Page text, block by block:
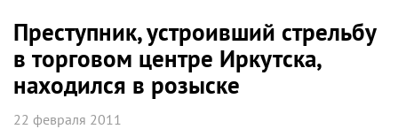
Преступник, устроивший стрельбу
в торговом центре Иркутска,
находился в розыске
22 февраля 2011